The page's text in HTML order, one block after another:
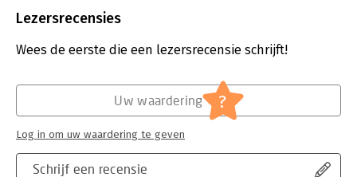
Uitgever:
Lezersrecensies
Wees de eerste die een lezersrecensie schrijft!
Schrijf een recensie
Uw waardering ?
Log in om uw waardering te geven